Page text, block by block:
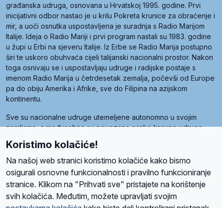
građanska udruga, osnovana u Hrvatskoj 1995. godine. Prvi
inicijativni odbor nastao je u krilu Pokreta krunice za obraćenje i
mir, a uoči osnutka uspostavljena je suradnja s Radio Marijom
Italije. Ideja o Radio Mariji i prvi program nastali su 1983. godine
u župi u Erbi na sjeveru Italije. Iz Erbe se Radio Marija postupno
širi te uskoro obuhvaća cijeli talijanski nacionalni prostor. Nakon
toga osnivaju se i uspostavljaju udruge i radijske postaje s
imenom Radio Marija u četrdesetak zemalja, počevši od Europe
pa do obiju Amerika i Afrike, sve do Filipina na azijskom
kontinentu.
Sve su nacionalne udruge utemeljene autonomno u svojim
zemljama, a međusobna su povezane preko krovne udruge
Radio Maria). Svjetsku obitelj utemeljilo je sedam članica, među
kojima je i hrvatska Udruga Radio Marija.
O namaRadio ProgramVolonteriPrijateljiKontaktPravila privatnosti
Koristimo kolačiće!
Na našoj web stranici koristimo kolačiće kako bismo
osigurali osnovne funkcionalnosti i pravilno funkcioniranje
stranice. Klikom na "Prihvati sve" pristajete na korištenje
svih kolačića. Međutim, možete upravljati svojim